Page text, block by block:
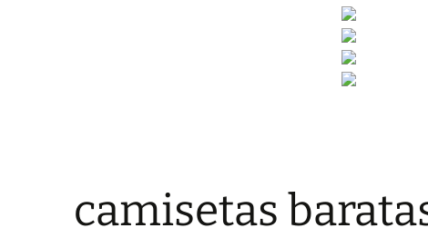
camisetas